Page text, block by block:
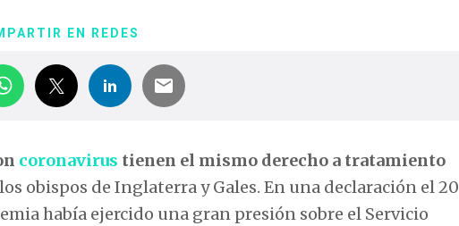
EN REDES
coronavirus tienen el mismo derecho a tratamiento
obispos de Inglaterra y Gales. En una declaración el 20
había ejercido una gran presión sobre el Servicio